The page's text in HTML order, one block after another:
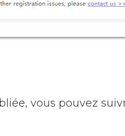
vous pouvez